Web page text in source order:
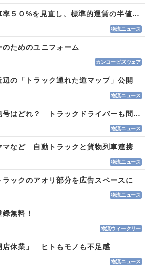
適正原価 実車率５０%を見直し、標準的運賃の半値の恐れも
物流ニュース
ためのユニフォーム
カンコービズウェア
の「トラック通れた道マップ」公開
物流ニュース
自転車が従う信号はどれ？ トラックドライバーも問われる認識
物流ニュース
マなど 自動トラックと貨物列車連携
物流ニュース
ックのアオリ部分を広告スペースに
物流ニュース
無料！
物流ウィークリー
店休業」 ヒトもモノも不足感
物流ニュース